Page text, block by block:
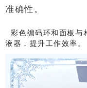
准确性。
彩色编码环和面板与
液器，提升工作效率。